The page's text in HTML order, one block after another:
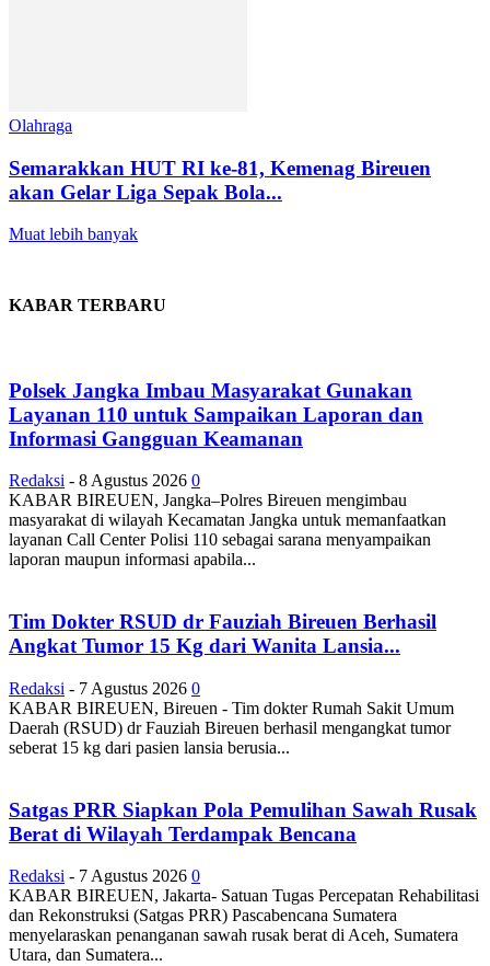
Olahraga
Semarakkan HUT RI ke-81, Kemenag Bireuen
akan Gelar Liga Sepak Bola...
Muat lebih banyak
KABAR TERBARU
Polsek Jangka Imbau Masyarakat Gunakan
Layanan 110 untuk Sampaikan Laporan dan
Informasi Gangguan Keamanan
Redaksi - 8 Agustus 2026 0
KABAR BIREUEN, Jangka–Polres Bireuen mengimbau
masyarakat di wilayah Kecamatan Jangka untuk memanfaatkan
layanan Call Center Polisi 110 sebagai sarana menyampaikan
laporan maupun informasi apabila...
Tim Dokter RSUD dr Fauziah Bireuen Berhasil
Angkat Tumor 15 Kg dari Wanita Lansia...
Redaksi - 7 Agustus 2026 0
KABAR BIREUEN, Bireuen - Tim dokter Rumah Sakit Umum
Daerah (RSUD) dr Fauziah Bireuen berhasil mengangkat tumor
seberat 15 kg dari pasien lansia berusia...
Satgas PRR Siapkan Pola Pemulihan Sawah Rusak
Berat di Wilayah Terdampak Bencana
Redaksi - 7 Agustus 2026 0
KABAR BIREUEN, Jakarta- Satuan Tugas Percepatan Rehabilitasi
dan Rekonstruksi (Satgas PRR) Pascabencana Sumatera
menyelaraskan penanganan sawah rusak berat di Aceh, Sumatera
Utara, dan Sumatera...